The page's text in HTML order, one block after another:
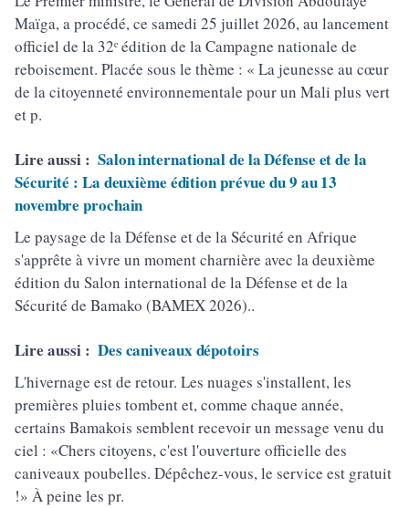
Maïga, a procédé, ce samedi 25 juillet 2026, au lancement
officiel de la 32ᵉ édition de la Campagne nationale de
reboisement. Placée sous le thème : « La jeunesse au cœur
de la citoyenneté environnementale pour un Mali plus vert
et p.
Lire aussi : Salon international de la Défense et de la
Sécurité : La deuxième édition prévue du 9 au 13
novembre prochain
Le paysage de la Défense et de la Sécurité en Afrique
s'apprête à vivre un moment charnière avec la deuxième
édition du Salon international de la Défense et de la
Sécurité de Bamako (BAMEX 2026)..
Lire aussi : Des caniveaux dépotoirs
L'hivernage est de retour. Les nuages s'installent, les
premières pluies tombent et, comme chaque année,
certains Bamakois semblent recevoir un message venu du
ciel : «Chers citoyens, c'est l'ouverture officielle des
caniveaux poubelles. Dépêchez-vous, le service est gratuit
!» À peine les pr.